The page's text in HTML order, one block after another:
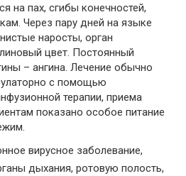
на пах, сгибы конечностей,
Через пару дней на языке
наросты, орган
цвет. Постоянный
– ангина. Лечение обычно
с помощью
терапии, приема
показано особое питание
вирусное заболевание,
дыхания, ротовую полость,